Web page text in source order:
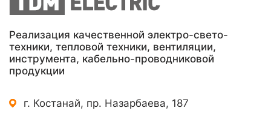
Реализация качественной электро-свето-
техники, тепловой техники, вентиляции,
инструмента, кабельно-проводниковой
продукции
г. Костанай, пр. Назарбаева, 187